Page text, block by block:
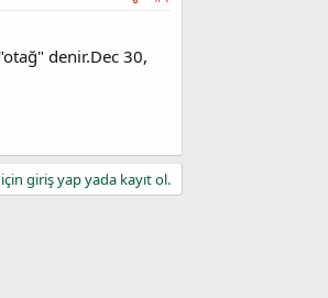
denir.Dec 30,
giriş yap yada kayıt ol.